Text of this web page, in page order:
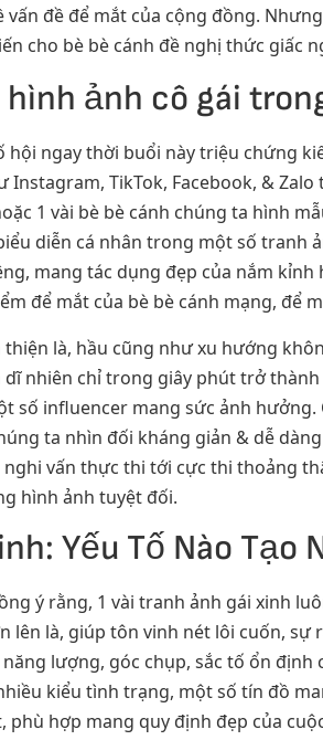
vấn đề để mắt của cộng đồng.
cho bè bè cánh đề nghị thức giấc
ảnh cô gái
hội ngay thời buổi này triệu chứng
Instagram, TikTok, Facebook, &
1 vài bè bè cánh chúng ta hình
diễn cá nhân trong một số tranh
mang tác dụng đẹp của nắm
để mắt của bè bè cánh mạng, để
là, hầu cũng như xu hướng
nhiên chỉ trong giây phút trở
số influencer mang sức ảnh
ta nhìn đối kháng giản & dễ
nghi vấn thực thi tới cực thi thoảng
hình ảnh tuyệt đối.
Yếu Tố Nào Tạo
ý rằng, 1 vài tranh ảnh gái xinh
lên là, giúp tôn vinh nét lôi cuốn,
lượng, góc chụp, sắc tố ổn
kiểu tình trạng, một số tín đồ
phù hợp mang quy định đẹp của